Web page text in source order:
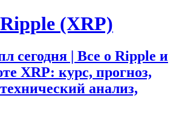
(XRP)
сегодня | Все о Ripple и
XRP: курс, прогноз,
анализ,